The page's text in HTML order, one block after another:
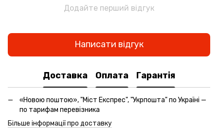
Додайте перший відгук
Написати відгук
Доставка Оплата Гарантія
«Новою поштою», "Міст Експрес", "Укрпошта" по Україні —
по тарифам перевізника
Більше інформації про доставку